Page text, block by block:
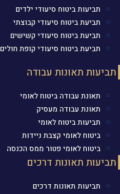
תביעות ביטוח סיעודי ילדים
תביעת ביטוח סיעודי קבוצתי
תביעת ביטוח סיעודי קשישים
תביעת ביטוח סיעודי קופת חולים
תביעות תאונות עבודה
תאונת עבודה ביטוח לאומי
תאונת עבודה מעסיק
תביעות ביטוח לאומי
ביטוח לאומי קצבת ניידות
ביטוח לאומי פטור ממס הכנסה
תביעות תאונות דרכים
תביעות תאונות דרכים